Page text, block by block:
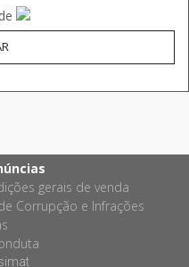
gerais de venda
Corrupção e Infrações